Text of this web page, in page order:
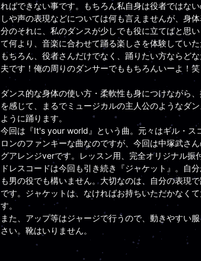
ればできない事です。もちろん私自身は役者ではな
しや声の表現などについては何も言えませんが、身
分のそれに、私のダンスが少しでも役に立てばと思
て何より、音楽に合わせて踊る楽しさを体験していた
もちろん、役者さんだけでなく、踊りたい方ならど
夫です！俺の周りのダンサーでももちろんいーよ！笑
ダンス的な身体の使い方・柔軟性も身につけながら
を感じて、まるでミュージカルの主人公のようなダン
ように踊ります。
今回は『It's your world』という曲。元々はギル・ス
ロンのファンキーな曲なのですが、今回は中塚武さ
グアレンジverです。レッスン用、完全オリジナル振
ドレスコードは今回も引き続き『ジャケット』。自
も男の役でも構いません。大切なのは、自分の表現で
です。ジャケットは、なければお持ちいただかなく
す。
また、アップ等はジャージで行うので、動きやすい
さい。靴はいりません。